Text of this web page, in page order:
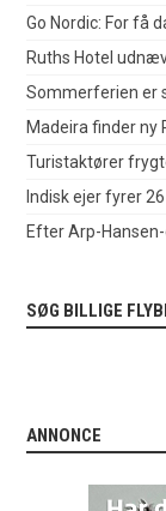
Go Nordic: For få
Ruths Hotel
Sommerferien er
Madeira finder ny
Turistaktører
Indisk ejer fyrer
Efter Arp-
SØG BILLIGE
ANNONCE